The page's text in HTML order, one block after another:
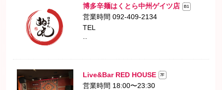
博多辛麺はくとら中州ゲイツ店 B1
営業時間 092-409-2134
TEL
...
Live&Bar RED HOUSE 7F
営業時間 18:00〜23:30